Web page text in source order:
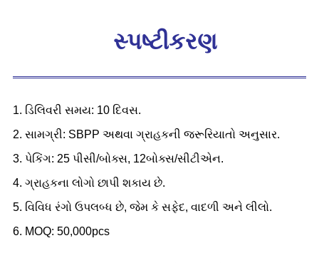
સ્પષ્ટીકરણ
1. ડિલિવરી સમય: 10 દિવસ.
2. સામગ્રી: SBPP અથવા ગ્રાહકની જરૂરિયાતો અનુસાર.
3. પેકિંગ: 25 પીસી/બોક્સ, 12બોક્સ/સીટીએન.
4. ગ્રાહકના લોગો છાપી શકાય છે.
5. વિવિધ રંગો ઉપલબ્ધ છે, જેમ કે સફેદ, વાદળી અને લીલો.
6. MOQ: 50,000pcs